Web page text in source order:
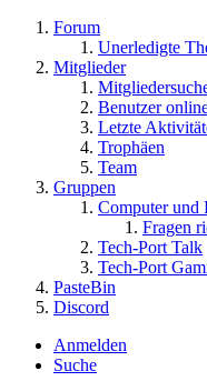
Forum
Unerledigte
Mitglieder
Benutzer
Letzte
Trophäen
Team
Gruppen
Computer und
Fragen
Tech-Port Talk
Tech-Port
PasteBin
Discord
Anmelden
Suche